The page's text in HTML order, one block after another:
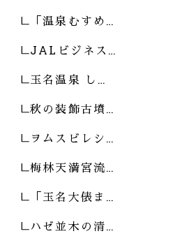
「温泉むすめ…
JALビジネス…
玉名温泉 し…
秋の装飾古墳…
ヲムスビレシ…
梅林天満宮流…
「玉名大俵ま…
ハゼ並木の清…